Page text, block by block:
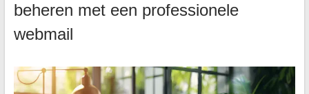
beheren met een professionele
webmail